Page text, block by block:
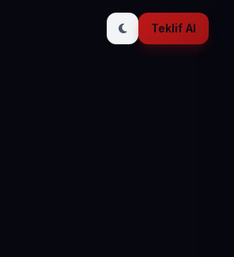
Teklif Al